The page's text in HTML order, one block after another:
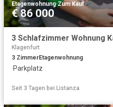
Etagenwohnung·Zum Kauf
€ 86 000
Klagenfurt
3 ZimmerEtagenwohnung
·Parkplatz
Seit 3 Tagen bei Listanza